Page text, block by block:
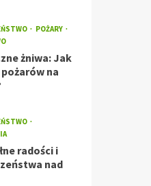
POŻARY
żniwa: Jak
na
radości i
nad